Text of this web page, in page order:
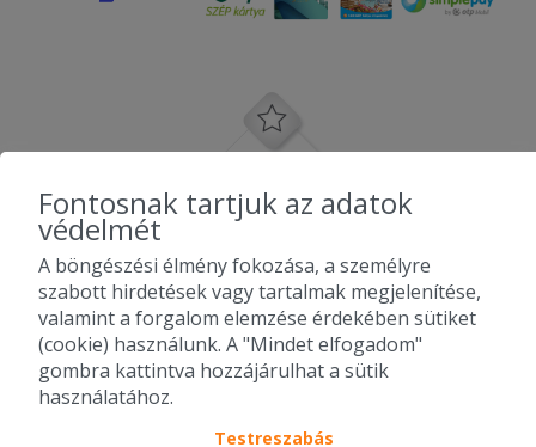
Fontosnak tartjuk az adatok
védelmét
A böngészési élmény fokozása, a személyre
szabott hirdetések vagy tartalmak megjelenítése,
valamint a forgalom elemzése érdekében sütiket
(cookie) használunk. A "Mindet elfogadom"
gombra kattintva hozzájárulhat a sütik
használatához.
Testreszabás